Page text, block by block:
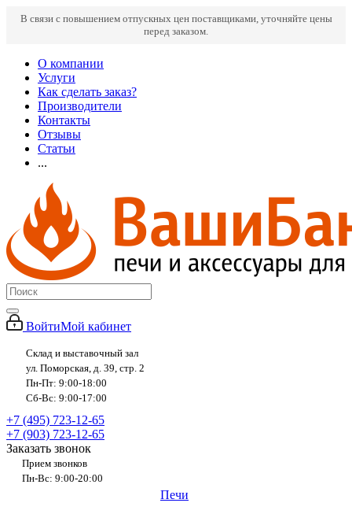
В связи с повышением отпускных цен поставщиками, уточняйте цены
перед заказом.
О компании
Услуги
Как сделать заказ?
Производители
Контакты
Отзывы
Статьи
...
ВойтиМой кабинет
Склад и выставочный зал
ул. Поморская, д. 39, стр. 2
Пн-Пт: 9:00-18:00
Сб-Вс: 9:00-17:00
+7 (495) 723-12-65
+7 (903) 723-12-65
Заказать звонок
Прием звонков
Пн-Вс: 9:00-20:00
Печи